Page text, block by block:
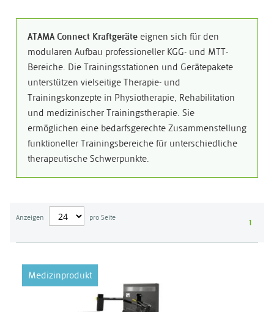
ATAMA Connect Kraftgeräte eignen sich für den
modularen Aufbau professioneller KGG- und MTT-
Bereiche. Die Trainingsstationen und Gerätepakete
unterstützen vielseitige Therapie- und
Trainingskonzepte in Physiotherapie, Rehabilitation
und medizinischer Trainingstherapie. Sie
ermöglichen eine bedarfsgerechte Zusammenstellung
funktioneller Trainingsbereiche für unterschiedliche
therapeutische Schwerpunkte.
Anzeigen pro Seite 1
Medizinprodukt